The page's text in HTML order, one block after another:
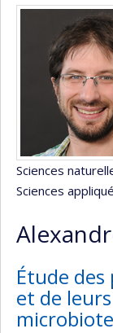
Sciences
Sciences
Étude
et de